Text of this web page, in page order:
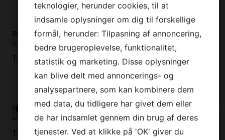
Lists are cool
Däcksutrustning
This is more rich text.
I am a list
Lists are cool
Segel & Rigg
This ismorerich text.
Intresseanmälan
teknologier, herunder cookies, til at
indsamle oplysninger om dig til forskellige
formål, herunder: Tilpasning af annoncering,
bedre brugeroplevelse, funktionalitet,
statistik og marketing. Disse oplysninger
kan blive delt med annoncerings- og
analysepartnere, som kan kombinere dem
med data, du tidligere har givet dem eller
de har indsamlet gennem din brug af deres
tjenester. Ved at klikke på 'OK' giver du